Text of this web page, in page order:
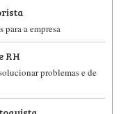
para a empresa
RH
problemas e de